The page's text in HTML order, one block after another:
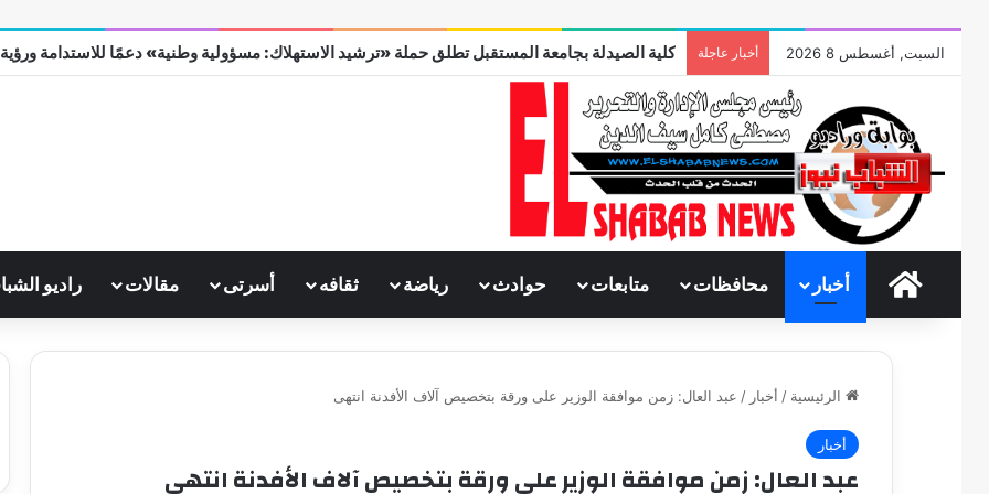
السبت, أغسطس 8 2026 أخبار عاجلة كلية الصيدلة بجامعة المستقبل تطلق حملة «ترشيد الاستهلاك: مسؤولية وطنية» دعمًا للاستدامة ورؤية
الرئيسية
أخبار محافظات متابعات حوادث رياضة ثقافه أسرتى مقالات راديو
الرئيسية / أخبار / عبد العال: زمن موافقة الوزير على ورقة بتخصيص آلاف الأفدنة انتهى
أخبار
عبد العال: زمن موافقة الوزير على ورقة بتخصيص آلاف الأفدنة انتهى